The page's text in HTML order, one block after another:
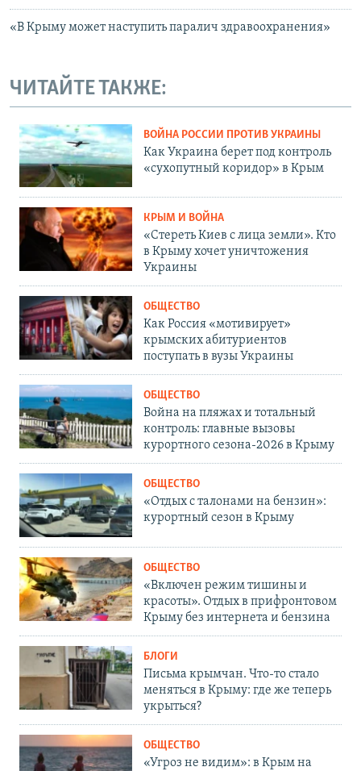
«В Крыму может наступить паралич здравоохранения»
ЧИТАЙТЕ ТАКЖЕ:
ВОЙНА РОССИИ ПРОТИВ УКРАИНЫ
Как Украина берет под контроль
«сухопутный коридор» в Крым
КРЫМ И ВОЙНА
«Стереть Киев с лица земли». Кто
в Крыму хочет уничтожения
Украины
ОБЩЕСТВО
Как Россия «мотивирует»
крымских абитуриентов
поступать в вузы Украины
ОБЩЕСТВО
Война на пляжах и тотальный
контроль: главные вызовы
курортного сезона-2026 в Крыму
ОБЩЕСТВО
«Отдых с талонами на бензин»:
курортный сезон в Крыму
ОБЩЕСТВО
«Включен режим тишины и
красоты». Отдых в прифронтовом
Крыму без интернета и бензина
БЛОГИ
Письма крымчан. Что-то стало
меняться в Крыму: где же теперь
укрыться?
ОБЩЕСТВО
«Угроз не видим»: в Крым на